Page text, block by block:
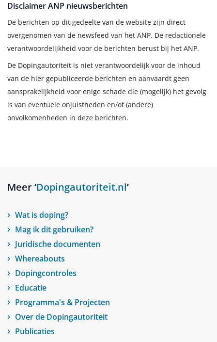
Disclaimer ANP nieuwsberichten
De berichten op dit gedeelte van de website zijn direct
overgenomen van de newsfeed van het ANP. De redactionele
verantwoordelijkheid voor de berichten berust bij het ANP.
De Dopingautoriteit is niet verantwoordelijk voor de inhoud
van de hier gepubliceerde berichten en aanvaardt geen
aansprakelijkheid voor enige schade die (mogelijk) het gevolg
is van eventuele onjuistheden en/of (andere)
onvolkomenheden in deze berichten.
Meer ‘Dopingautoriteit.nl’
Wat is doping?
Mag ik dit gebruiken?
Juridische documenten
Whereabouts
Dopingcontroles
Educatie
Programma's & Projecten
Over de Dopingautoriteit
Publicaties